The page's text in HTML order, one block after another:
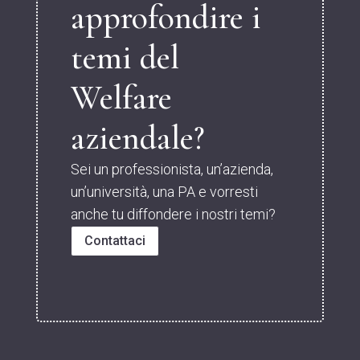
approfondire i
temi del
Welfare
aziendale?
Sei un professionista, un’azienda,
un’università, una PA e vorresti
anche tu diffondere i nostri temi?
Contattaci